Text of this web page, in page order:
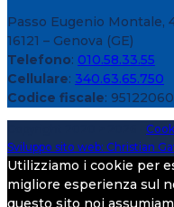
Passo Eugenio Montale,
16121 – Genova (GE)
Telefono: 010.58.33.55
Cellulare: 340.63.65.750
Codice fiscale:
Sviluppo sito web: Christian
Utilizziamo i cookie per
migliore esperienza sul
questo sito noi